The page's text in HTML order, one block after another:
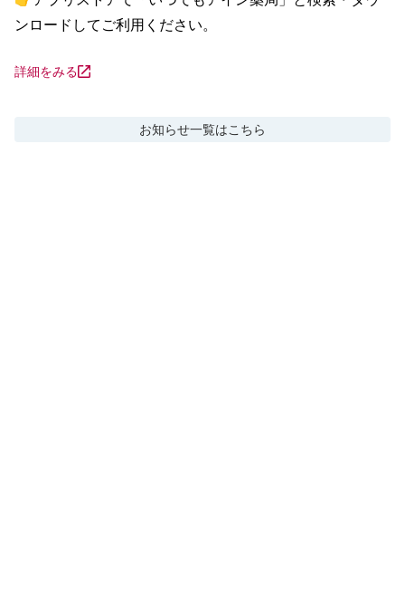
ンロードしてご利用ください。
詳細をみる
お知らせ一覧はこちら